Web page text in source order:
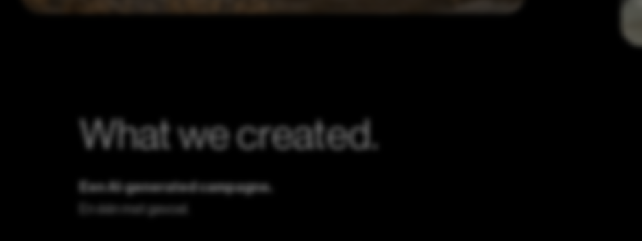
What we created.
Een AI-generated campagne.
En één met gevoel.